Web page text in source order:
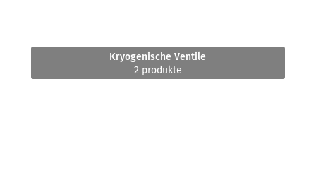
Kryogenische Ventile
2 produkte